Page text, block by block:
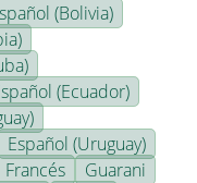
(Bolivia)
(Ecuador)
Español (Uruguay)
Francés
Guarani